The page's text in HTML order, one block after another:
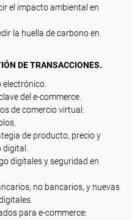
el impacto ambiental en
la huella de carbono en
DE TRANSACCIONES.
del e-commerce.
de comercio virtual:
de producto, precio y
digitales y seguridad en
no bancarios, y nuevas
para e-commerce: